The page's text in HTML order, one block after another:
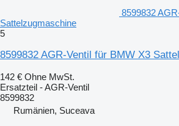
8599832
Sattelzugmaschine
5
8599832 AGR-Ventil für BMW X3
142 € Ohne MwSt.
Ersatzteil - AGR-Ventil
8599832
Rumänien, Suceava